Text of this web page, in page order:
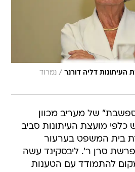
דליה דורנר / נמרוד
של מעריב מכוון
מועצת העיתונות סביב
בית המשפט בערעור
סרן ר'. ליבסקינד עשה
להתמודד עם הטענות